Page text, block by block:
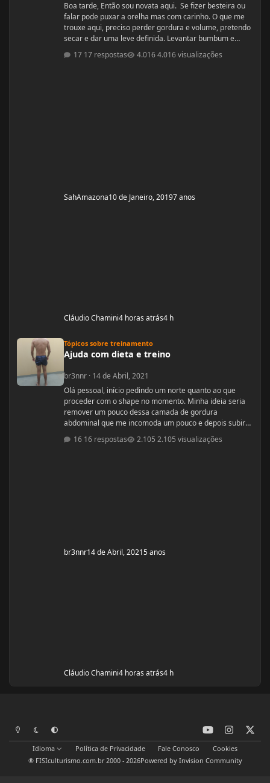
Boa tarde, Então sou novata aqui. Se fizer besteira ou
falar pode puxar a orelha mas com carinho. O que me
trouxe aqui, preciso perder gordura e volume, pretendo
secar e dar uma leve definida. Levantar bumbum e
secar barriguinha, ganha forma nas pernas, costas e
braços, mas nada muito musculoso ou a ponto de
17 respostas 4.016 visualizações
SahAmazona10 de Janeiro, 20197 anos
Cláudio Chamini4 horas atrás4 h
Tópicos sobre treinamento
Ajuda com dieta e treino
br3nnr · 14 de Abril, 2021
Olá pessoal, início pedindo um norte quanto ao que
proceder com o shape no momento. Minha ideia seria
remover um pouco dessa camada de gordura
abdominal que me incomoda um pouco e depois subir
ajudar! Idade: 24 Altura: 187 Peso: 80
16 respostas 2.105 visualizações
br3nnr14 de Abril, 20215 anos
Cláudio Chamini4 horas atrás4 h
Modo ClaroModo EscuroPreferência do Sistema
o
u
n
s
Idioma Política de Privacidade Fale Conosco
Cookies
® FISIculturismo.com.br 2000 - 2026Powered by Invision Community